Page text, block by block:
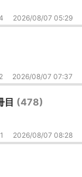
2026/08/07 05:29
2026/08/07 07:37
目 (478)
2026/08/07 08:28